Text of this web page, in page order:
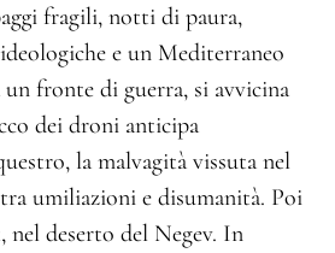
fragili, notti di paura,
e un Mediterraneo
un fronte di guerra, si avvicina
dei droni anticipa
la malvagità vissuta nel
umiliazioni e disumanità. Poi
nel deserto del Negev. In